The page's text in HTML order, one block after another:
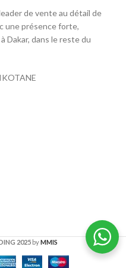
de vente au détail de
une présence forte,
Dakar, dans le reste du
2025 byMMIS